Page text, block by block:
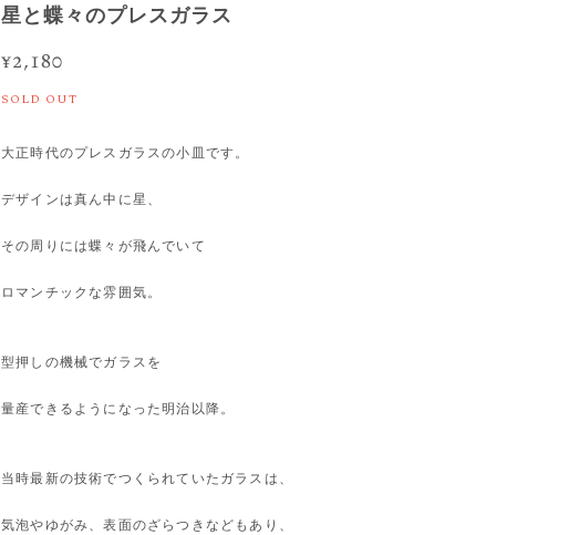
星と蝶々のプレスガラス
¥2,180
SOLD OUT
大正時代のプレスガラスの小皿です。
デザインは真ん中に星、
その周りには蝶々が飛んでいて
ロマンチックな雰囲気。
型押しの機械でガラスを
量産できるようになった明治以降。
当時最新の技術でつくられていたガラスは、
気泡やゆがみ、表面のざらつきなどもあり、